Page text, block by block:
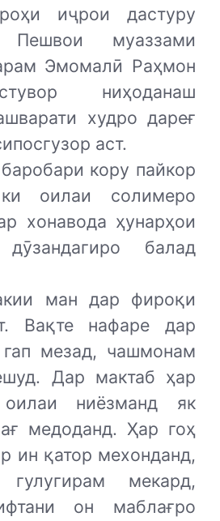
иҷрои дастуру
Пешвои муаззами
Эмомалӣ Раҳмон
ниҳоданаш
худро дареғ
аст.
кору пайкор
ки оилаи солимеро
хонавода ҳунарҳои
дӯзандагиро балад
ман дар фироқи
Вақте нафаре дар
мезад, чашмонам
Дар мактаб ҳар
ниёзманд як
медоданд. Ҳар гоҳ
ин қатор мехонданд,
мекард,
он маблағро